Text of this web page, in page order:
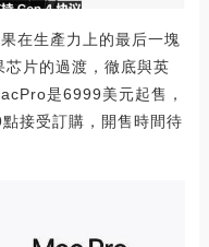
在生產力上的最后一塊
片的過渡，徹底與英
是6999美元起售，
接受訂購，開售時間待